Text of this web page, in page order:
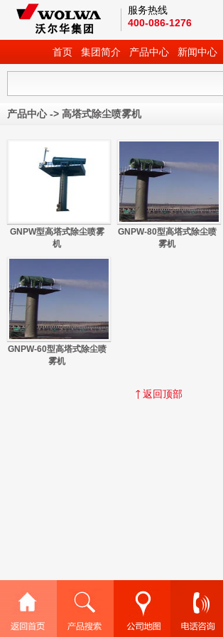
服务热线
400-086-1276
首页 集团简介 产品中心 新闻中心
产品中心-> 高塔式除尘喷雾机
GNPW型高塔式除尘喷雾
机
GNPW-80型高塔式除尘喷
雾机
GNPW-60型高塔式除尘喷
雾机
返回顶部